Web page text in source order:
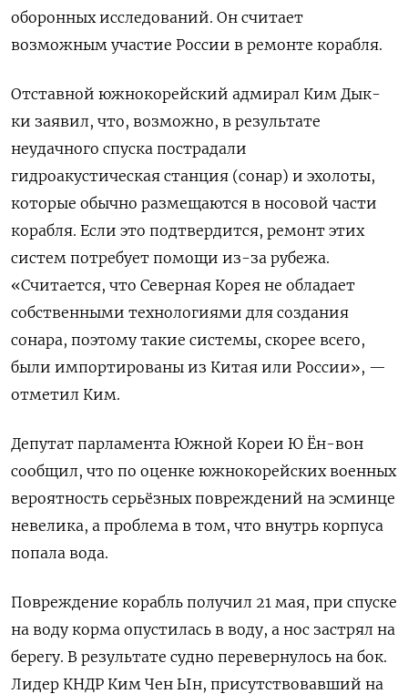
оборонных исследований. Он считает
возможным участие России в ремонте корабля.
Отставной южнокорейский адмирал Ким Дык-
ки заявил, что, возможно, в результате
неудачного спуска пострадали
гидроакустическая станция (сонар) и эхолоты,
которые обычно размещаются в носовой части
корабля. Если это подтвердится, ремонт этих
систем потребует помощи из-за рубежа.
«Считается, что Северная Корея не обладает
собственными технологиями для создания
сонара, поэтому такие системы, скорее всего,
были импортированы из Китая или России», —
отметил Ким.
Депутат парламента Южной Кореи Ю Ён-вон
сообщил, что по оценке южнокорейских военных
вероятность серьёзных повреждений на эсминце
невелика, а проблема в том, что внутрь корпуса
попала вода.
Повреждение корабль получил 21 мая, при спуске
на воду корма опустилась в воду, а нос застрял на
берегу. В результате судно перевернулось на бок.
Лидер КНДР Ким Чен Ын, присутствовавший на